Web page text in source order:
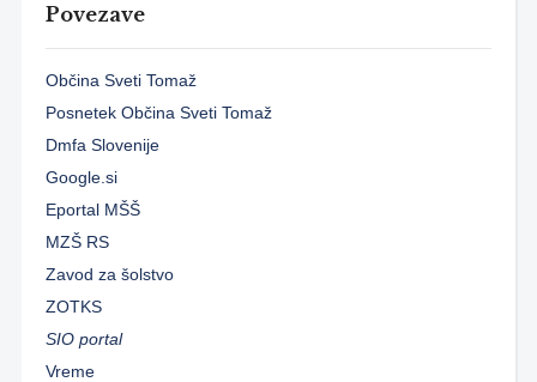
Povezave
Občina Sveti Tomaž
Posnetek Občina Sveti Tomaž
Dmfa Slovenije
Google.si
Eportal MŠŠ
MZŠ RS
Zavod za šolstvo
ZOTKS
SIO portal
Vreme